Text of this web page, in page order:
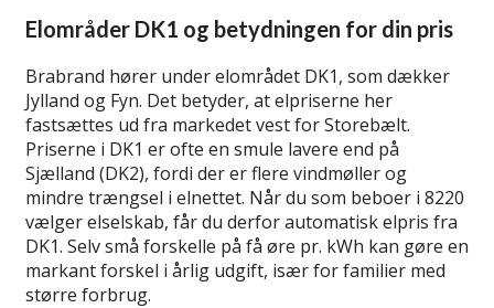
Elområder DK1 og betydningen for din pris
Brabrand hører under elområdet DK1, som dækker
Jylland og Fyn. Det betyder, at elpriserne her
fastsættes ud fra markedet vest for Storebælt.
Priserne i DK1 er ofte en smule lavere end på
Sjælland (DK2), fordi der er flere vindmøller og
mindre trængsel i elnettet. Når du som beboer i 8220
vælger elselskab, får du derfor automatisk elpris fra
DK1. Selv små forskelle på få øre pr. kWh kan gøre en
markant forskel i årlig udgift, især for familier med
større forbrug.